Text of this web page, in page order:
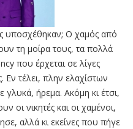
υποσχέθηκαν; O χαμός από
τη μοίρα τους, τα πολλά
που έρχεται σε λίγες
Εν τέλει, πλην ελαχίστων
γλυκά, ήρεμα. Ακόμη κι έτσι,
οι νικητές και οι χαμένοι,
αλλά κι εκείνες που πήγε